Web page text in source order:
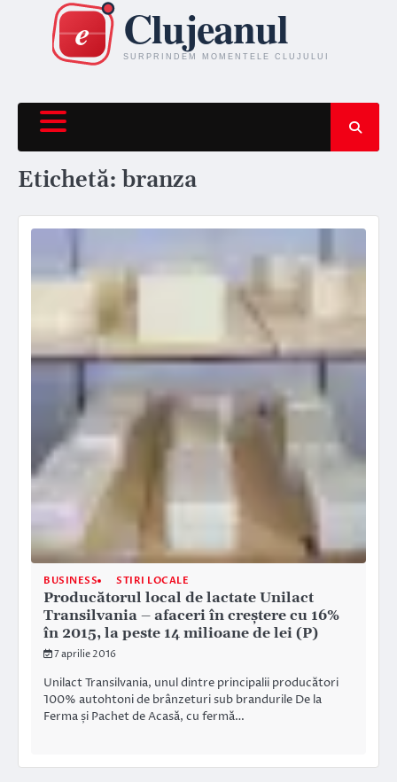
content
Etichetă:branza
BUSINESS STIRI LOCALE
Producătorul local de lactate Unilact
Transilvania – afaceri în creştere cu 16%
în 2015, la peste 14 milioane de lei (P)
7 aprilie 2016
Unilact Transilvania, unul dintre principalii producători
100% autohtoni de brânzeturi sub brandurile De la
Ferma și Pachet de Acasă, cu fermă…